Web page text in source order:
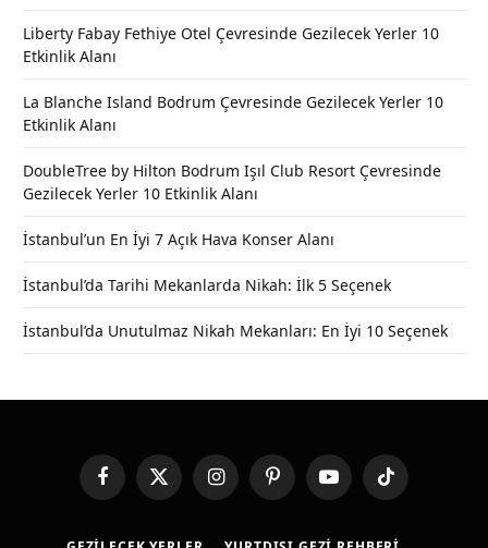
Liberty Fabay Fethiye Otel Çevresinde Gezilecek Yerler 10
Etkinlik Alanı
La Blanche Island Bodrum Çevresinde Gezilecek Yerler 10
Etkinlik Alanı
DoubleTree by Hilton Bodrum Işıl Club Resort Çevresinde
Gezilecek Yerler 10 Etkinlik Alanı
İstanbul’un En İyi 7 Açık Hava Konser Alanı
İstanbul’da Tarihi Mekanlarda Nikah: İlk 5 Seçenek
İstanbul’da Unutulmaz Nikah Mekanları: En İyi 10 Seçenek
FacebookX
(Twitter)
InstagramPinterestYouTubeTikTok